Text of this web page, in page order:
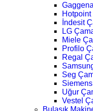
Hotpoint
İndesit
LG
Miele
Profilo
Regal
Seg
Uğur
Vestel
Bulaşık